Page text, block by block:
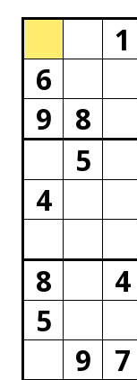
1
6
9
8
5
4
8
4
5
9
7